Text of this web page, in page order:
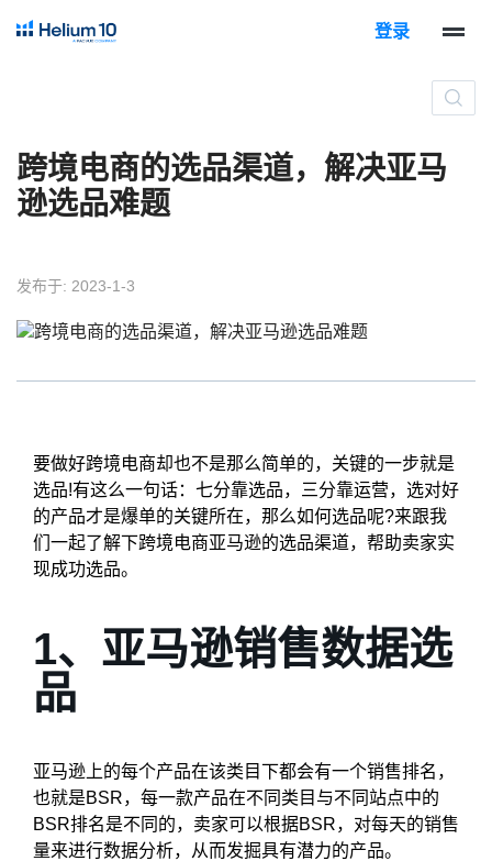
登录
跨境电商的选品渠道，解决亚马
逊选品难题
发布于: 2023-1-3
要做好跨境电商却也不是那么简单的，关键的一步就是
选品!有这么一句话：七分靠选品，三分靠运营，选对好
的产品才是爆单的关键所在，那么如何选品呢?来跟我
们一起了解下跨境电商亚马逊的选品渠道，帮助卖家实
现成功选品。
1、亚马逊销售数据选
品
亚马逊上的每个产品在该类目下都会有一个销售排名，
也就是BSR，每一款产品在不同类目与不同站点中的
BSR排名是不同的，卖家可以根据BSR，对每天的销售
量来进行数据分析，从而发掘具有潜力的产品。